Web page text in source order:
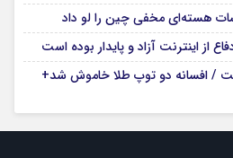
هسته‌ای مخفی چین را لو داد
از اینترنت آزاد و پایدار بوده است
/ افسانه دو توپ طلا خاموش شد+